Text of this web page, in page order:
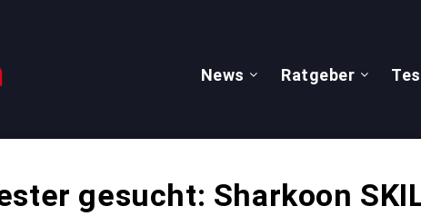
News Ratgeber
gesucht: Sharkoon